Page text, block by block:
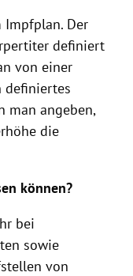
Der
definiert
von einer
definiertes
man angeben,
die
können?
bei
sowie
von